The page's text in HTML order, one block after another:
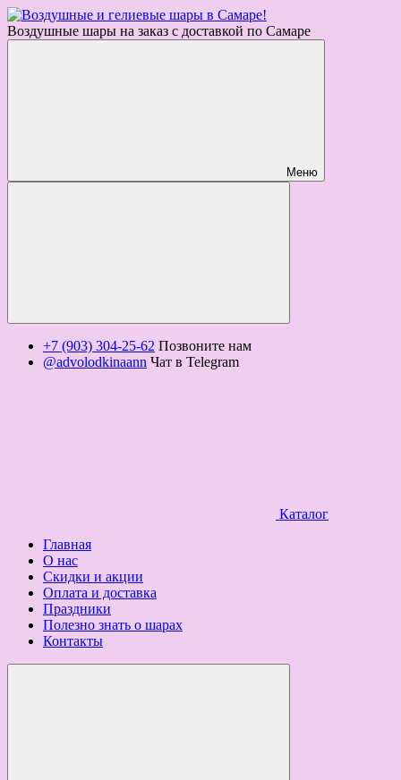
Воздушные шары на заказ с доставкой по Самаре
Меню
+7 (903) 304-25-62 Позвоните нам
@advolodkinaann Чат в Telegram
Каталог
Главная
О нас
Скидки и акции
Оплата и доставка
Праздники
Полезно знать о шарах
Контакты